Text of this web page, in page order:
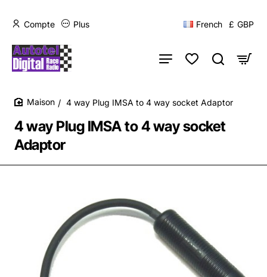
Compte Plus French £ GBP
4 way Plug IMSA to 4 way socket
Adaptor
4 way Plug IMSA to 4 way socket Adaptor